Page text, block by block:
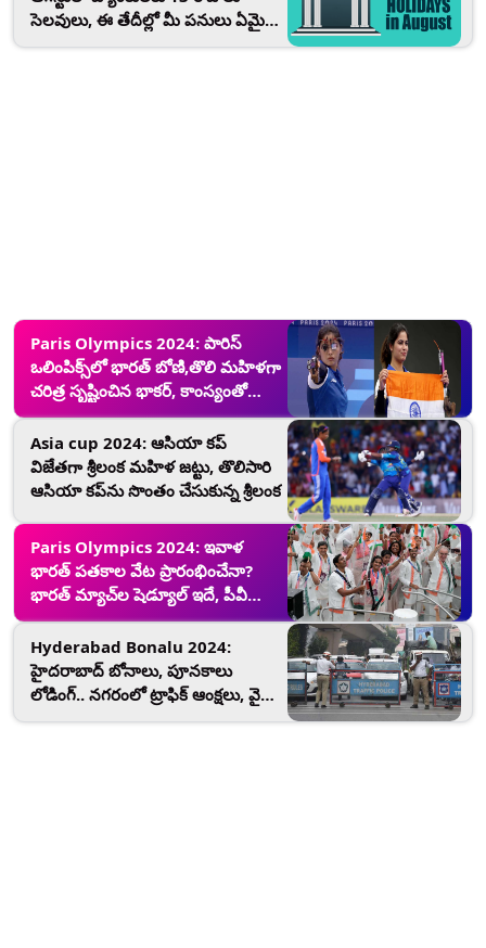
సెలవులు, ఈ తేదీల్లో మీ పనులు ఏమైనా
Paris Olympics 2024: పారిస్
ఒలింపిక్స్‌లో భారత్ బోణి,తొలి మహిళగా
చరిత్ర సృష్టించిన భాకర్, కాంస్యంతో
పతకాల పట్టిక ప్రారంభం
Asia cup 2024: ఆసియా కప్
విజేతగా శ్రీలంక మహిళ జట్టు, తొలిసారి
ఆసియా కప్‌ను సొంతం చేసుకున్న శ్రీలంక
Paris Olympics 2024: ఇవాళ
భారత్ పతకాల వేట ప్రారంభించేనా?
భారత్ మ్యాచ్‌ల షెడ్యూల్ ఇదే, పీవీ
సింధు తొలి మ్యాచ్‌కు సిద్ధం
Hyderabad Bonalu 2024:
హైదరాబాద్ బోనాలు, పూనకాలు
లోడింగ్.. నగరంలో ట్రాఫిక్ ఆంక్షలు, వైన్స్